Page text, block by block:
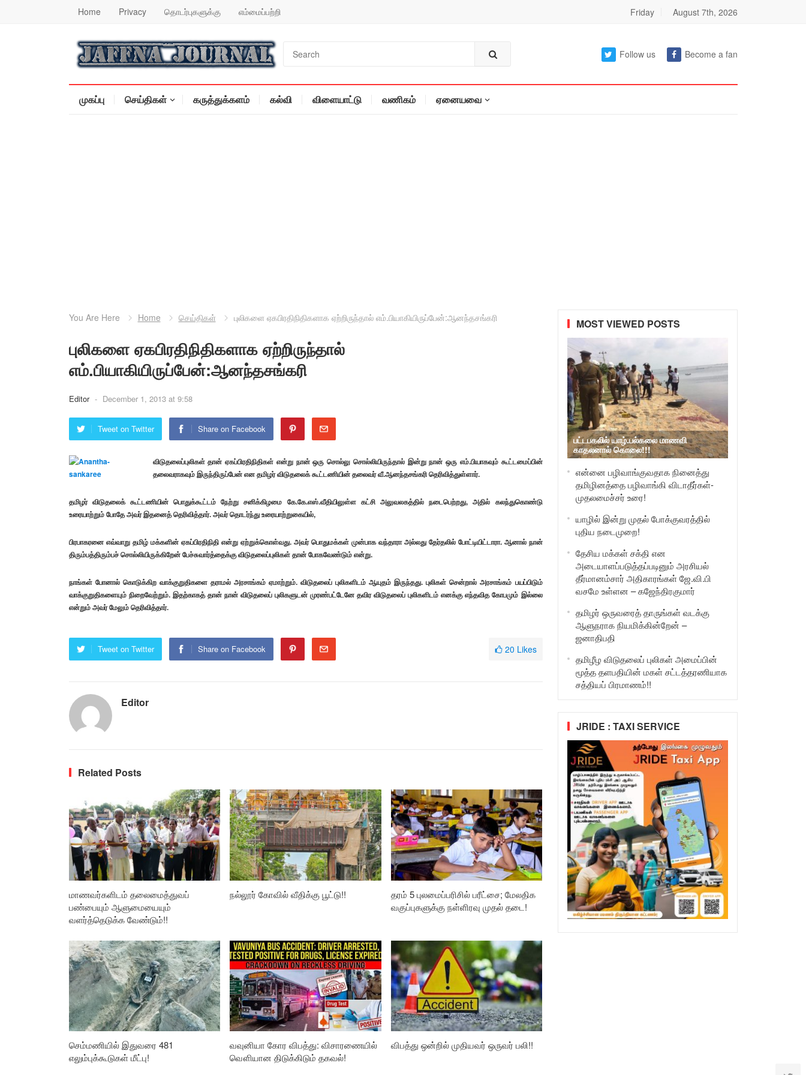
Home Privacy தொடர்புகளுக்கு எம்மைப்பற்றி Friday August 7th, 2026
Follow us Become a fan
முகப்பு செய்திகள் கருத்துக்களம் கல்வி விளையாட்டு வணிகம் ஏனையவை
You Are Here Home செய்திகள் புலிகளை ஏகபிரதிநிதிகளாக ஏற்றிருந்தால் எம்.பியாகியிருப்பேன்:ஆனந்தசங்கரி
புலிகளை ஏகபிரதிநிதிகளாக ஏற்றிருந்தால்
எம்.பியாகியிருப்பேன்:ஆனந்தசங்கரி
Editor - December 1, 2013 at 9:58
Tweet on Twitter Share on Facebook
விடுதலைப்புலிகள் தான் ஏகப்பிரதிநிதிகள் என்று நான் ஒரு சொல்லு சொல்லியிருந்தால் இன்று நான் ஒரு எம்.பியாகவும் கூட்டமைப்பின்
தலைவராகவும் இருந்திருப்பேன்என தமிழர் விடுதலைக் கூட்டணியின் தலைவர் வீ.ஆனந்தசங்கரி தெரிவித்துள்ளார்.
தமிழர் விடுதலைக் கூட்டணியின் பொதுக்கூட்டம் நேற்று சனிக்கிழமை கே.கே.எஸ்.வீதியிலுள்ள கட்சி அலுவலகத்தில் நடைபெற்றது, அதில் கலந்துகொண்டு
உரையாற்றும் போதே அவர் இதனைத் தெரிவித்தார். அவர் தொடர்ந்து உரையாற்றுகையில்,
பிரபாகரனை எவ்வாறு தமிழ் மக்களின் ஏகப்பிரதிநிதி என்று ஏற்றுக்கொள்வது. அவர் பொதுமக்கள் முன்பாக வந்தாரா அல்லது தேர்தலில் போட்டியிட்டாரா. ஆனால் நான்
திரும்பத்திரும்பச் சொல்லியிருக்கிறேன் பேச்சுவார்த்தைக்கு விடுதலைப்புலிகள் தான் போகவேண்டும் என்று.
நாங்கள் போனால் கொடுக்கிற வாக்குறுதிகளை தராமல் அரசாங்கம் ஏமாற்றும். விடுதலைப் புலிகளிடம் ஆயுதம் இருந்தது. புலிகள் சென்றால் அரசாங்கம் பயப்பிடும்
வாக்குறுதிகளையும் நிறைவேற்றும். இதற்காகத் தான் நான் விடுதலைப் புலிகளுடன் முரண்பட்டேனே தவிர விடுதலைப் புலிகளிடம் எனக்கு எந்தவித கோபமும் இல்லை
என்றும் அவர் மேலும் தெரிவித்தார்.
Tweet on Twitter Share on Facebook 20 Likes
Editor
Related Posts
மாணவர்களிடம் தலைமைத்துவப்
பண்பையும் ஆளுமையையும்
வளர்த்தெடுக்க வேண்டும்!!
நல்லூர் கோவில் வீதிக்கு பூட்டு!!
தரம் 5 புலமைப்பரிசில் பரீட்சை; மேலதிக
வகுப்புகளுக்கு நள்ளிரவு முதல் தடை!
செம்மணியில் இதுவரை 481
எலும்புக்கூடுகள் மீட்பு!
வவுனியா கோர விபத்து: விசாரணையில்
வௌியான திடுக்கிடும் தகவல்!
விபத்து ஒன்றில் முதியவர் ஒருவர் பலி!!
MOST VIEWED POSTS
பட்டபகலில் யாழ்.பல்கலை மாணவி
காதலனால் கொலை!!!
என்னை பழிவாங்குவதாக நினைத்து
தமிழினத்தை பழிவாங்கி விடாதீர்கள்-
முதலமைச்சர் உரை!
யாழில் இன்று முதல் போக்குவரத்தில்
புதிய நடைமுறை!
தேசிய மக்கள் சக்தி என
அடையாளப்படுத்தப்படினும் அரசியல்
தீர்மானம்சார் அதிகாரங்கள் ஜே.வி.பி
வசமே உள்ளன – கஜேந்திரகுமார்
தமிழர் ஒருவரைத் தாருங்கள் வடக்கு
ஆளுநராக நியமிக்கின்றேன் –
ஜனாதிபதி
தமிழீழ விடுதலைப் புலிகள் அமைப்பின்
மூத்த தளபதியின் மகள் சட்டத்தரணியாக
சத்தியப் பிரமாணம்!!
JRIDE : TAXI SERVICE